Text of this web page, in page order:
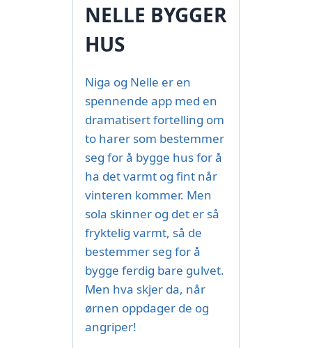
NELLE BYGGER
HUS
Niga og Nelle er en
spennende app med en
dramatisert fortelling om
to harer som bestemmer
seg for å bygge hus for å
ha det varmt og fint når
vinteren kommer. Men
sola skinner og det er så
fryktelig varmt, så de
bestemmer seg for å
bygge ferdig bare gulvet.
Men hva skjer da, når
ørnen oppdager de og
angriper!